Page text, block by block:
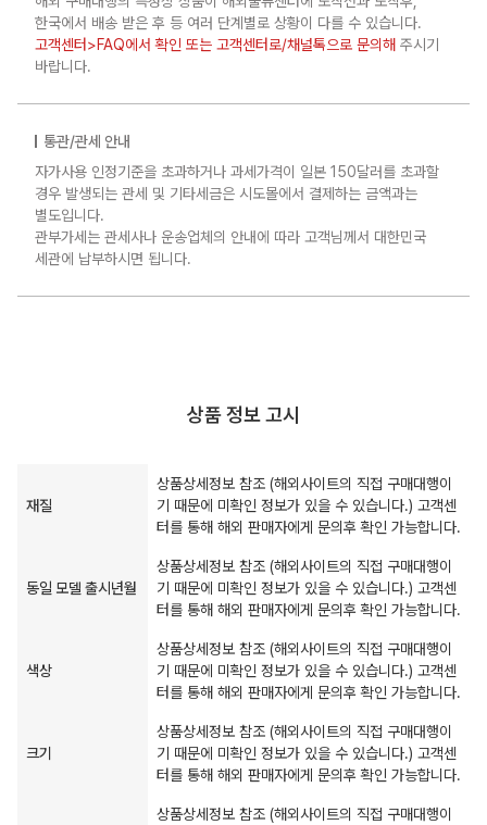
한국에서 배송 받은 후 등 여러 단계별로 상황이 다를 수 있습니다.
고객센터>FAQ에서 확인 또는 고객센터로/채널톡으로 문의해 주시기
바랍니다.
통관/관세 안내
자가사용 인정기준을 초과하거나 과세가격이 일본 150달러를 초과할
경우 발생되는 관세 및 기타세금은 시도몰에서 결제하는 금액과는
별도입니다.
관부가세는 관세사나 운송업체의 안내에 따라 고객님께서 대한민국
세관에 납부하시면 됩니다.
상품 정보 고시
재질
상품상세정보 참조 (해외사이트의 직접 구매대행이
기 때문에 미확인 정보가 있을 수 있습니다.) 고객센
터를 통해 해외 판매자에게 문의후 확인 가능합니다.
동일 모델 출시년월
상품상세정보 참조 (해외사이트의 직접 구매대행이
기 때문에 미확인 정보가 있을 수 있습니다.) 고객센
터를 통해 해외 판매자에게 문의후 확인 가능합니다.
색상
상품상세정보 참조 (해외사이트의 직접 구매대행이
기 때문에 미확인 정보가 있을 수 있습니다.) 고객센
터를 통해 해외 판매자에게 문의후 확인 가능합니다.
크기
상품상세정보 참조 (해외사이트의 직접 구매대행이
기 때문에 미확인 정보가 있을 수 있습니다.) 고객센
터를 통해 해외 판매자에게 문의후 확인 가능합니다.
상품상세정보 참조 (해외사이트의 직접 구매대행이